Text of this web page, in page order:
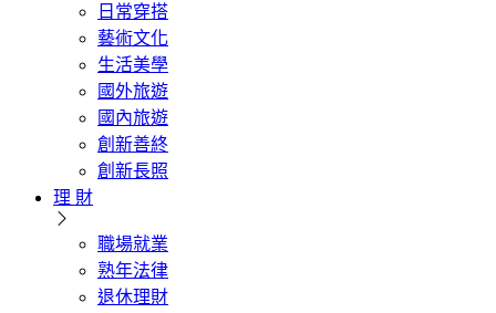
日常穿搭
藝術文化
生活美學
國外旅遊
國內旅遊
創新善終
創新長照
理 財
職場就業
熟年法律
退休理財